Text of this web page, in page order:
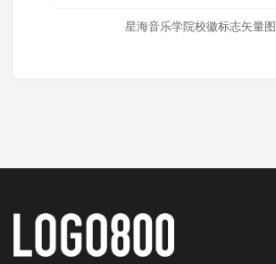
星海音乐学院校徽标志矢量图